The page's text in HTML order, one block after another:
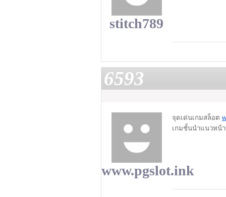
stitch789
6593
www.pgslot.ink
จุดเด่นเกมสล็อต
เกมชั้นนำแนวหน้